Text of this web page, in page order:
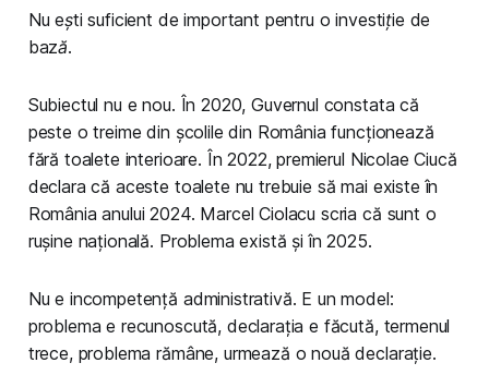
Nu ești suficient de important pentru o investiție de
bază.
Subiectul nu e nou. În 2020, Guvernul constata că
peste o treime din școlile din România funcționează
fără toalete interioare. În 2022, premierul Nicolae Ciucă
declara că aceste toalete nu trebuie să mai existe în
România anului 2024. Marcel Ciolacu scria că sunt o
rușine națională. Problema există și în 2025.
Nu e incompetență administrativă. E un model:
problema e recunoscută, declarația e făcută, termenul
trece, problema rămâne, urmează o nouă declarație.